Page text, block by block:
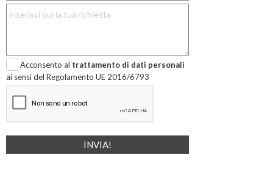
Acconsento al trattamento di dati personali
ai sensi del Regolamento UE 2016/6793